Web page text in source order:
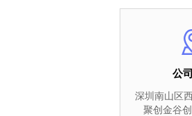
公
深圳南山区
聚创金谷